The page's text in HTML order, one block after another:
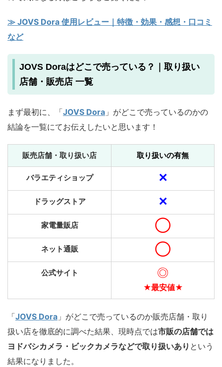
≫ JOVS Dora 使用レビュー｜特徴・効果・感想・口コミ
など
JOVS Doraはどこで売っている？｜取り扱い
店舗・販売店 一覧
まず最初に、「JOVS Dora 」がどこで売っているのかの
結論を一覧にてお伝えしたいと思います！
販売店舗・取り扱い店 取り扱いの有無
バラエティショップ ✕
ドラッグストア ✕
家電量販店 ◯
ネット通販 ◯
公式サイト ◎
★最安値★
「JOVS Dora 」がどこで売っているのか販売店舗・取り
扱い店を徹底的に調べた結果、現時点では市販の店舗では
ヨドバシカメラ・ビックカメラなどで取り扱いあり という
結果になりました。